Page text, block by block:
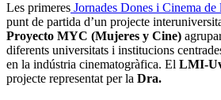
Les primeres Jornades Dones i Cinema
punt de partida d’un projecte
Proyecto MYC (Mujeres y Cine)
diferents universitats i institucions
en la indústria cinematogràfica. El LMI-
projecte representat per la Dra.